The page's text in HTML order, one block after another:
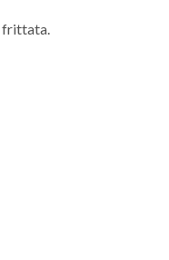
frittata.